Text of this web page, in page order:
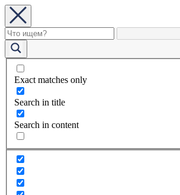
Exact matches only
Search in title
Search in content